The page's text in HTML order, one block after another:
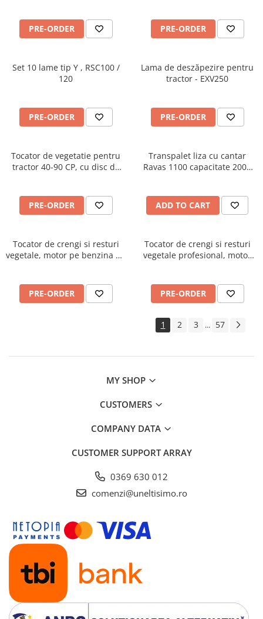
PRE-ORDER
PRE-ORDER
Set 10 lame tip Y , RSC100 /
120
PRE-ORDER
Lama de deszăpezire pentru
tractor - EXV250
PRE-ORDER
Tocator de vegetatie pentru
tractor 40-90 CP, cu disc de
Graecus MTS170
PRE-ORDER
Transpalet liza cu cantar
Ravas 1100 capacitate 2000
ADD TO CART
Tocator de crengi si resturi
vegetale, motor pe benzina de
PRE-ORDER
Tocator de crengi si resturi
vegetale profesional, motor
PRE-ORDER
1 2 3 ... 57
MY SHOP
CUSTOMERS
COMPANY DATA
CUSTOMER SUPPORTARRAY
0369 630 012
comenzi@uneltisimo.ro